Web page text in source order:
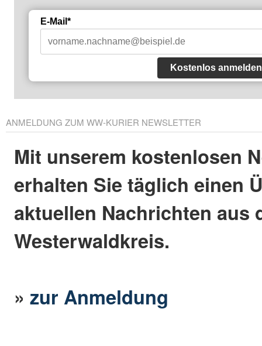
E-Mail*
Kostenlos anmelden
ANMELDUNG ZUM WW-KURIER NEWSLETTER
Mit unserem kostenlosen
erhalten Sie täglich einen
aktuellen Nachrichten aus
Westerwaldkreis.
»zur Anmeldung